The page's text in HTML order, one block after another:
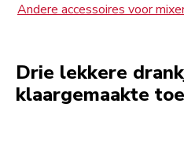
Andere accessoires voor
Drie lekkere
klaargemaakte